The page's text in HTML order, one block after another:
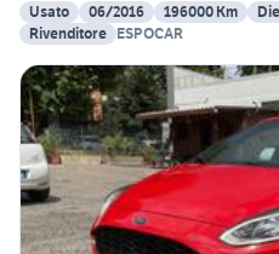
Usato
06/2016 196000 Km
Rivenditore ESPOCAR